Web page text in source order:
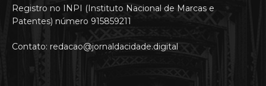
Registro no INPI (Instituto Nacional de Marcas e
Patentes) número 915859211
Contato: redacao@jornaldacidade.digital